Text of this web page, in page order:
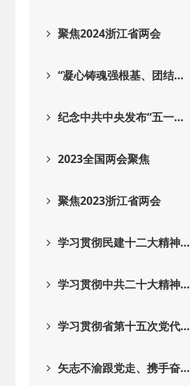
聚焦2024浙江省两会
“凝心铸魂强根基、团结…
纪念中共中央发布“五一…
2023全国两会聚焦
聚焦2023浙江省两会
学习贯彻民建十二大精神…
学习贯彻中共二十大精神…
学习贯彻省第十五次党代…
矢志不渝跟党走、携手奋…